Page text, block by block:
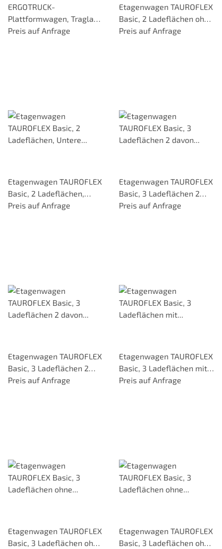
ERGOTRUCK-
Plattformwagen, Traglast
500 kg
Preis auf Anfrage
Etagenwagen TAUROFLEX
Basic, 2 Ladeflächen ohne
Bordkante, Traglast 250
Preis auf Anfrage
Etagenwagen TAUROFLEX
Basic, 2 Ladeflächen,
Untere mit Bordkante,
Preis auf Anfrage
Etagenwagen TAUROFLEX
Basic, 3 Ladeflächen 2
davon mit Bordkante,
Preis auf Anfrage
Etagenwagen TAUROFLEX
Basic, 3 Ladeflächen 2
davon mit Bordkante,
Preis auf Anfrage
Etagenwagen TAUROFLEX
Basic, 3 Ladeflächen mit
Bordkante, einhängbar,
Preis auf Anfrage
Etagenwagen TAUROFLEX
Basic, 3 Ladeflächen ohne
Etagenwagen TAUROFLEX
Basic, 3 Ladeflächen ohne